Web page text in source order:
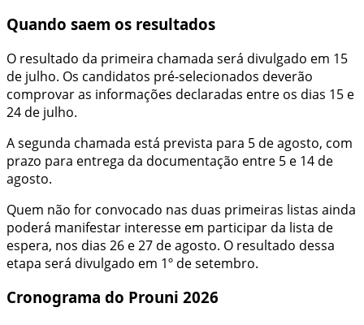
Quando saem os resultados
O resultado da primeira chamada será divulgado em 15
de julho. Os candidatos pré-selecionados deverão
comprovar as informações declaradas entre os dias 15 e
24 de julho.
A segunda chamada está prevista para 5 de agosto, com
prazo para entrega da documentação entre 5 e 14 de
agosto.
Quem não for convocado nas duas primeiras listas ainda
poderá manifestar interesse em participar da lista de
espera, nos dias 26 e 27 de agosto. O resultado dessa
etapa será divulgado em 1º de setembro.
Cronograma do Prouni 2026